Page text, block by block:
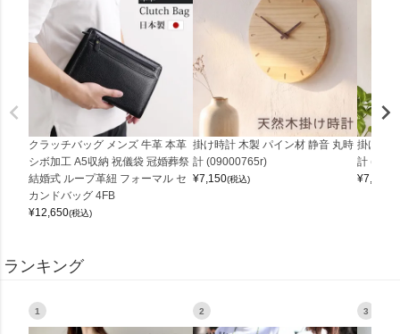
クラッチバッグ メンズ 牛革 本革
シボ加工 A5収納 祝儀袋 冠婚葬祭
結婚式 ループ革紐 フォーマル セ
カンドバッグ 4FB
¥12,650(税込)
掛け時計 木製 パイン材 静音 丸時
計 (09000765r)
¥7,150(税込)
掛け時
計
¥7,150
ランキング
1 2 3